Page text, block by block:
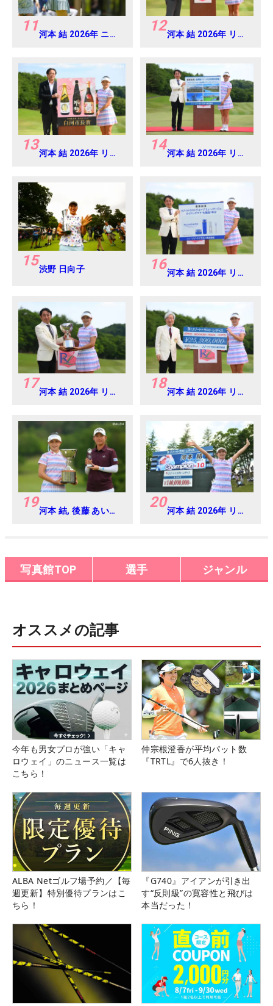
11河本 結 2026年 ニチ
12河本 結 2026年 リゾ
13河本 結 2026年 リゾ
14河本 結 2026年 リゾ
15渋野 日向子 16河本 結 2026年 リゾ
17河本 結 2026年 リゾ
18河本 結 2026年 リゾ
19河本 結, 後藤 あい
20河本 結 2026年 リゾ
写真館TOP 選手 ジャンル
オススメの記事
今年も男女プロが強い「キャ
ロウェイ」のニュース一覧は
こちら！
仲宗根澄香が平均パット数
『TRTL』で6人抜き！
ALBA Netゴルフ場予約／【毎
週更新】特別優待プランはこ
ちら！
『G740』アイアンが引き出
す“反則級”の寛容性と飛びは
本当だった！